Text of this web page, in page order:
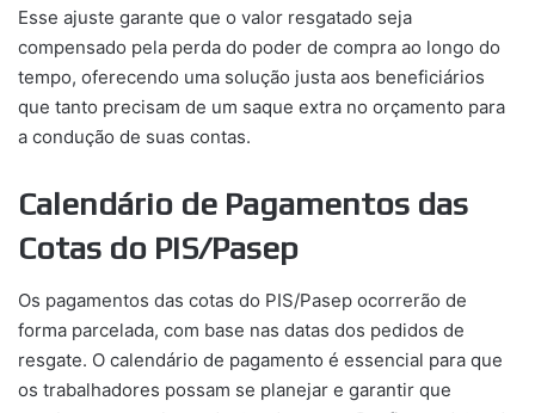
Esse ajuste garante que o valor resgatado seja
compensado pela perda do poder de compra ao longo do
tempo, oferecendo uma solução justa aos beneficiários
que tanto precisam de um saque extra no orçamento para
a condução de suas contas.
Calendário de Pagamentos das
Cotas do PIS/Pasep
Os pagamentos das cotas do PIS/Pasep ocorrerão de
forma parcelada, com base nas datas dos pedidos de
resgate. O calendário de pagamento é essencial para que
os trabalhadores possam se planejar e garantir que